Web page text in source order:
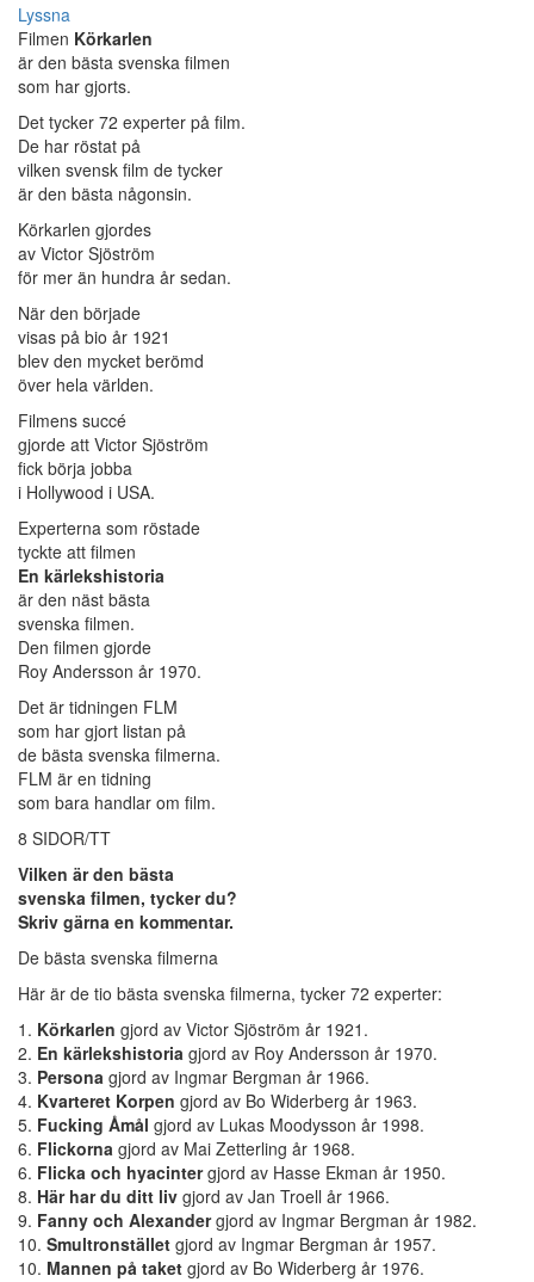
Lyssna
Filmen Körkarlen
är den bästa svenska filmen
som har gjorts.
Det tycker 72 experter på film.
De har röstat på
vilken svensk film de tycker
är den bästa någonsin.
Körkarlen gjordes
av Victor Sjöström
för mer än hundra år sedan.
När den började
visas på bio år 1921
blev den mycket berömd
över hela världen.
Filmens succé
gjorde att Victor Sjöström
fick börja jobba
i Hollywood i USA.
Experterna som röstade
tyckte att filmen
En kärlekshistoria
är den näst bästa
svenska filmen.
Den filmen gjorde
Roy Andersson år 1970.
Det är tidningen FLM
som har gjort listan på
de bästa svenska filmerna.
FLM är en tidning
som bara handlar om film.
8 SIDOR/TT
Vilken är den bästa
svenska filmen, tycker du?
Skriv gärna en kommentar.
De bästa svenska filmerna
Här är de tio bästa svenska filmerna, tycker 72 experter:
1. Körkarlen gjord av Victor Sjöström år 1921.
2. En kärlekshistoria gjord av Roy Andersson år 1970.
3. Persona gjord av Ingmar Bergman år 1966.
4. Kvarteret Korpen gjord av Bo Widerberg år 1963.
5. Fucking Åmål gjord av Lukas Moodysson år 1998.
6. Flickorna gjord av Mai Zetterling år 1968.
6. Flicka och hyacintergjord av Hasse Ekman år 1950.
8. Här har du ditt liv gjord av Jan Troell år 1966.
9. Fanny och Alexandergjord av Ingmar Bergman år 1982.
10. Smultronstället gjord av Ingmar Bergman år 1957.
10. Mannen på taket gjord av Bo Widerberg år 1976.